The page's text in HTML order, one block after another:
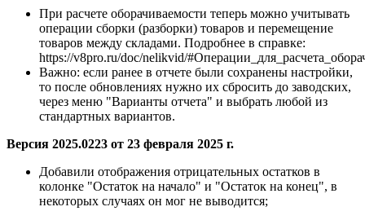
При расчете оборачиваемости теперь можно учитывать
операции сборки (разборки) товаров и перемещение
товаров между складами. Подробнее в справке:
https://v8pro.ru/doc/nelikvid/
Важно: если ранее в отчете были сохранены настройки,
то после обновлениях нужно их сбросить до заводских,
через меню "Варианты отчета" и выбрать любой из
стандартных вариантов.
Версия 2025.0223 от 23 февраля 2025 г.
Добавили отображения отрицательных остатков в
колонке "Остаток на начало" и "Остаток на конец", в
некоторых случаях он мог не выводится;